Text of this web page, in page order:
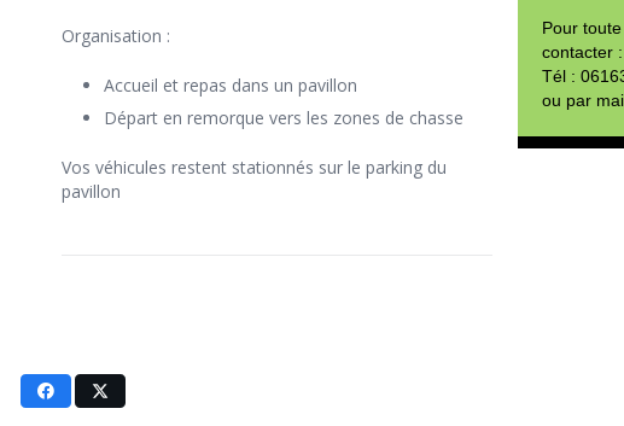
Organisation :
Accueil et repas dans un pavillon
Départ en remorque vers les zones de chasse
Vos véhicules restent stationnés sur le parking du
pavillon
Pour
contacter :
Tél :
ou par